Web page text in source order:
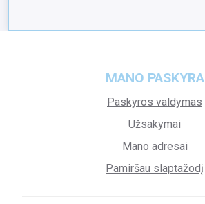
MANO PASKYRA
Paskyros valdymas
Užsakymai
Mano adresai
Pamiršau slaptažodį